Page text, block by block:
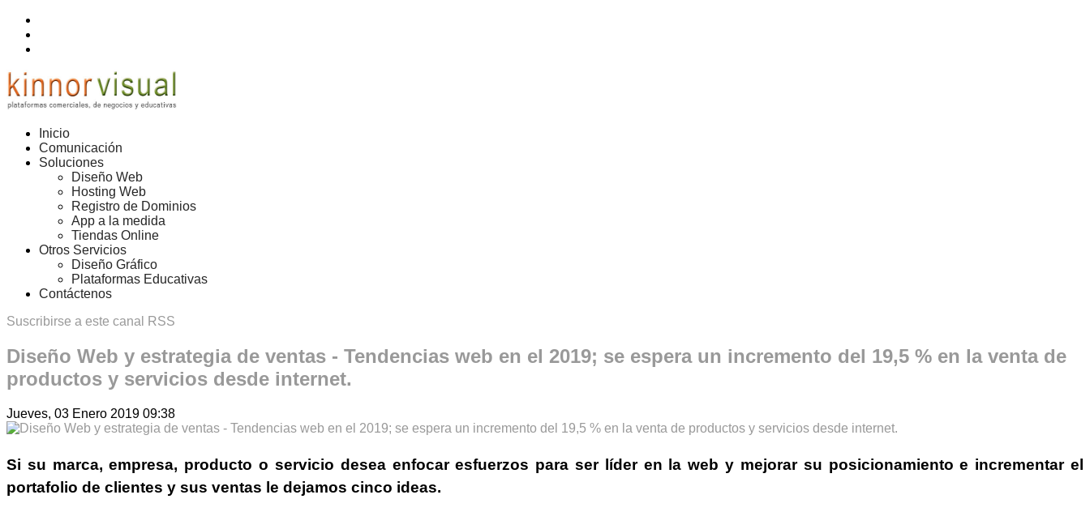
Inicio
Comunicación
Soluciones
Diseño Web
Hosting Web
Registro de Dominios
App a la medida
Tiendas Online
Otros Servicios
Diseño Gráfico
Plataformas Educativas
Contáctenos
Suscribirse a este canal RSS
Diseño Web y estrategia de ventas - Tendencias web en el 2019; se espera un incremento del 19,5 % en la venta de
productos y servicios desde internet.
Jueves, 03 Enero 2019 09:38
Si su marca,empresa, producto o servicio desea enfocar esfuerzos paraser líder en la web y mejorar su posicionamiento e incrementar el
portafolio de clientes y sus ventas le dejamos cinco ideas.